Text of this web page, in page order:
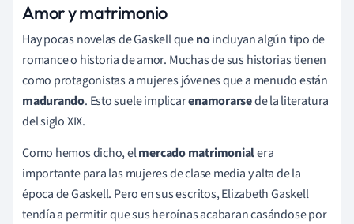
Amor y matrimonio
Hay pocas novelas de Gaskell quenoincluyan algún tipo de
romance o historia de amor. Muchas de sus historias tienen
como protagonistas a mujeres jóvenes que a menudo están
madurando. Esto suele implicarenamorarsede la literatura
del siglo XIX.
Como hemos dicho, elmercado matrimonialera
importante para las mujeres de clase media y alta de la
época de Gaskell. Pero en sus escritos, Elizabeth Gaskell
tendía a permitir que sus heroínas acabaran casándose por